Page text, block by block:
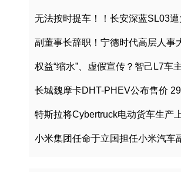
副董事长辞职！宁德时代高层人事
长城魏摩卡DHT-PHEV公布售价